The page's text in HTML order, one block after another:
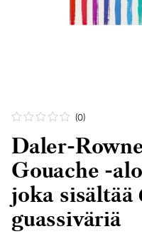
(0)
Daler-
Gouache -
joka sisältää
guassiväriä